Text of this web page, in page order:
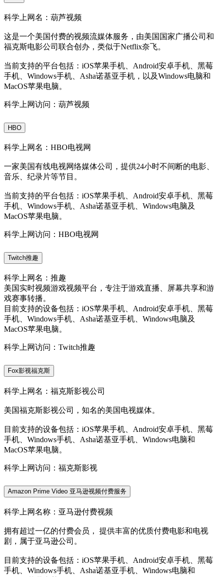
科学上网名：葫芦视频
这是一个美国付费的视频流媒体服务，由美国国家广播公司和
福克斯电影公司联合创办，类似于Netflix奈飞。
当前支持的平台包括：iOS苹果手机、Android安卓手机、黑莓
手机、Windows手机、Asha诺基亚手机，以及Windows电脑和
MacOS苹果电脑。
科学上网访问：葫芦视频
HBO
科学上网名：HBO电视网
一家美国有线电视网络媒体公司，提供24小时不间断的电影、
音乐、纪录片等节目。
当前支持的平台包括：iOS苹果手机、Android安卓手机、黑莓
手机、Windows手机、Asha诺基亚手机、Windows电脑及
MacOS苹果电脑。
科学上网访问：HBO电视网
Twitch推趣
科学上网名：推趣
美国实时视频游戏视频平台，专注于游戏直播、屏幕共享和游
戏赛事转播。
目前支持的设备包括：iOS苹果手机、Android安卓手机、黑莓
手机、Windows手机、Asha诺基亚手机、Windows电脑及
MacOS苹果电脑。
科学上网访问：Twitch推趣
Fox影视福克斯
科学上网名：福克斯影视公司
美国福克斯影视公司，知名的美国电视媒体。
目前支持的设备包括：iOS苹果手机、Android安卓手机、黑莓
手机、Windows手机、Asha诺基亚手机、Windows电脑和
MacOS苹果电脑。
科学上网访问：福克斯影视
Amazon Prime Video 亚马逊视频付费服务
科学上网名称：亚马逊付费视频
拥有超过一亿的付费会员， 提供丰富的优质付费电影和电视
剧，属于亚马逊公司。
目前支持的设备包括：iOS苹果手机、Android安卓手机、黑莓
手机、Windows手机、Asha诺基亚手机、Windows电脑和